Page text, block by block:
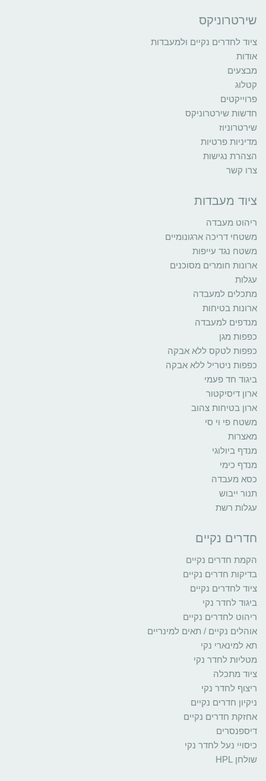
שירטרוניקס
ציוד לחדרים נקיים ולמעבדות
אודות
מבצעים
קטלוג
פרוייקטים
חדשות שירטרוניקס
שירטרוניוז
מדיניות פרטיות
הצהרת נגישות
צרו קשר
ציוד מעבדות
ריהוט מעבדה
משטחי דריכה ארגונומיים
משטח נגד עייפות
ארונות חומרים מסוכנים
עגלות
מתכלים למעבדה
ארונות בטיחות
מנדפים למעבדה
כפפות מגן
כפפות לטקס ללא אבקה
כפפות ניטריל ללא אבקה
ביגוד חד פעמי
ארון דיסיקטור
ארון בטיחות צהוב
משטח פי וי סי
מאצרות
מנדף ביולוגי
מנדף כימי
כסא מעבדה
תנור ייבוש
עגלות רשת
חדרים נקיים
הקמת חדרים נקיים
בדיקות חדרים נקיים
ציוד לחדרים נקיים
ביגוד לחדר נקי
ריהוט לחדרים נקיים
אוהלים נקיים / תאים למינריים
תא למינארי נקי
מטליות לחדר נקי
ציוד מתכלה
ריצוף לחדר נקי
ניקיון חדרים נקיים
אחזקת חדרים נקיים
דיספנסרים
כיסויי נעל לחדר נקי
שולחן HPL